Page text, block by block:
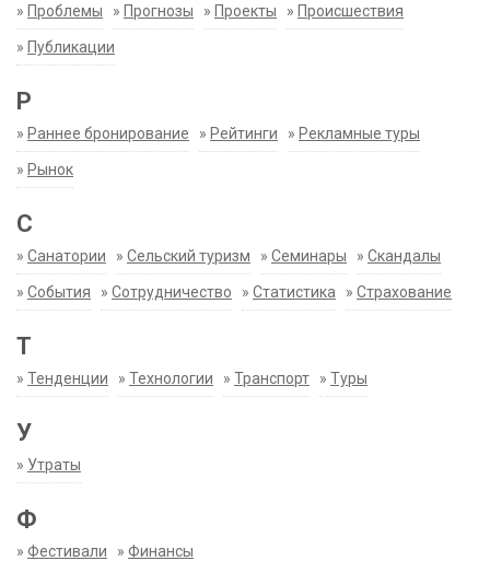
» Проблемы » Прогнозы » Проекты » Происшествия
» Публикации
Р
» Раннее бронирование » Рейтинги » Рекламные туры
» Рынок
С
» Санатории » Сельский туризм » Семинары » Скандалы
» События » Сотрудничество » Статистика » Страхование
Т
» Тенденции » Технологии » Транспорт » Туры
У
» Утраты
Ф
» Фестивали » Финансы